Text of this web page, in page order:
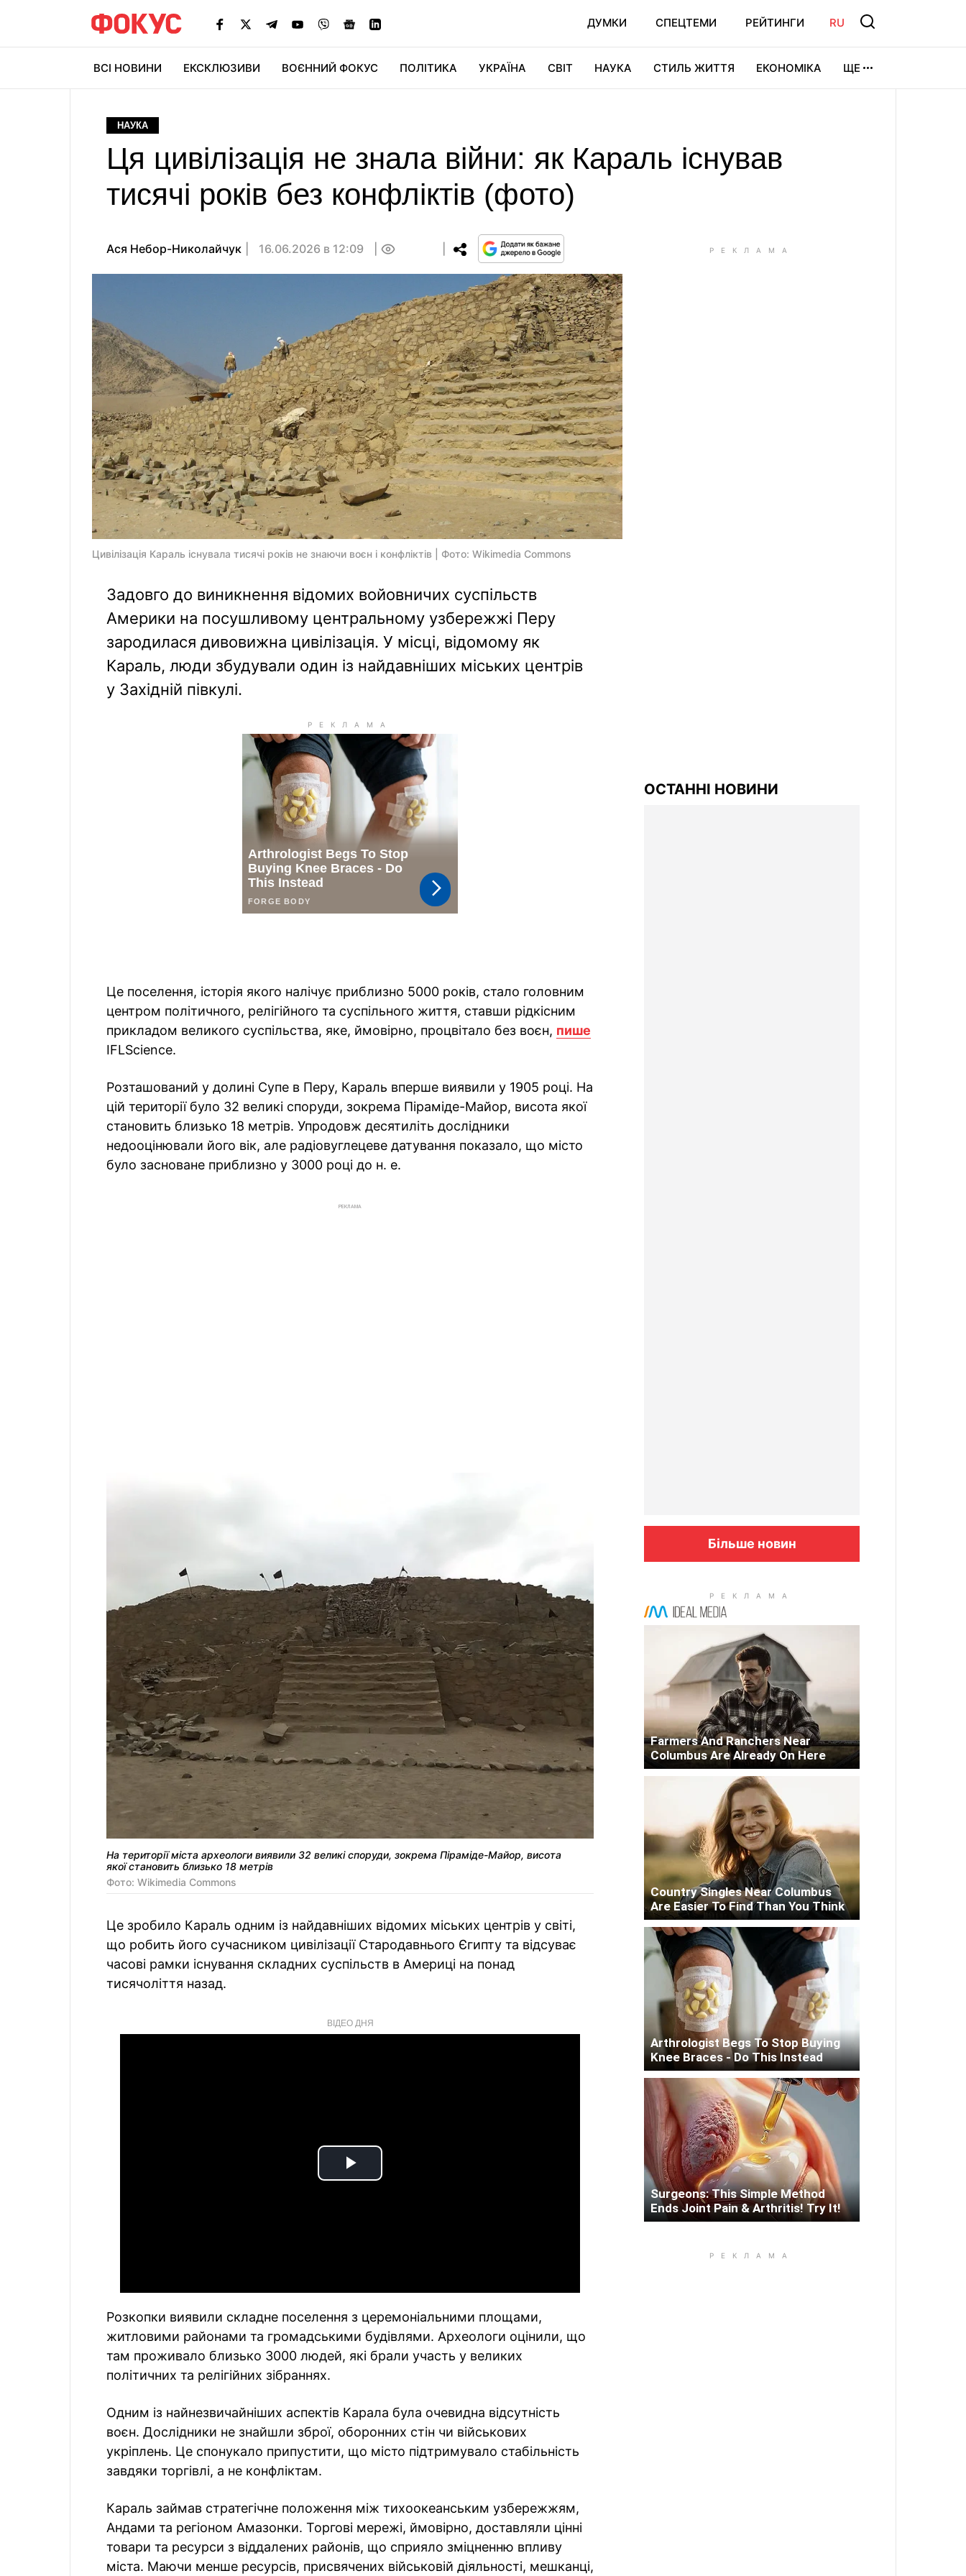
ДУМКИ СПЕЦТЕМИ РЕЙТИНГИ RU
ВСІ НОВИНИ ЕКСКЛЮЗИВИ ВОЄННИЙ ФОКУС ПОЛІТИКА УКРАЇНА СВІТ НАУКА СТИЛЬ ЖИТТЯ ЕКОНОМІКА ЩЕ
НАУКА
Ця цивілізація не знала війни: як Караль існував
тисячі років без конфліктів (фото)
Ася Небор-Николайчук 16.06.2026 в 12:09
Цивілізація Караль існувала тисячі років не знаючи воєн і конфліктів | Фото: Wikimedia Commons
Задовго до виникнення відомих войовничих суспільств
Америки на посушливому центральному узбережжі Перу
зародилася дивовижна цивілізація. У місці, відомому як
Караль, люди збудували один із найдавніших міських центрів
у Західній півкулі.
Це поселення, історія якого налічує приблизно 5000 років, стало головним
центром політичного, релігійного та суспільного життя, ставши рідкісним
прикладом великого суспільства, яке, ймовірно, процвітало без воєн, пише
IFLScience.
Розташований у долині Супе в Перу, Караль вперше виявили у 1905 році. На
цій території було 32 великі споруди, зокрема Піраміде-Майор, висота якої
становить близько 18 метрів. Упродовж десятиліть дослідники
недооцінювали його вік, але радіовуглецеве датування показало, що місто
було засноване приблизно у 3000 році до н. е.
РЕКЛАМА
На території міста археологи виявили 32 великі споруди, зокрема Піраміде-Майор, висота
якої становить близько 18 метрів
Фото: Wikimedia Commons
Це зробило Караль одним із найдавніших відомих міських центрів у світі,
що робить його сучасником цивілізації Стародавнього Єгипту та відсуває
часові рамки існування складних суспільств в Америці на понад
тисячоліття назад.
ВІДЕО ДНЯ
Play
Розкопки виявили складне поселення з церемоніальними площами,
житловими районами та громадськими будівлями. Археологи оцінили, що
там проживало близько 3000 людей, які брали участь у великих
політичних та релігійних зібраннях.
Одним із найнезвичайніших аспектів Карала була очевидна відсутність
воєн. Дослідники не знайшли зброї, оборонних стін чи військових
укріплень. Це спонукало припустити, що місто підтримувало стабільність
завдяки торгівлі, а не конфліктам.
Караль займав стратегічне положення між тихоокеанським узбережжям,
Андами та регіоном Амазонки. Торгові мережі, ймовірно, доставляли цінні
товари та ресурси з віддалених районів, що сприяло зміцненню впливу
міста. Маючи менше ресурсів, присвячених військовій діяльності, мешканці,
ОСТАННІ НОВИНИ
Більше новин
Farmers And Ranchers Near
Columbus Are Already On Here
Country Singles Near Columbus
Are Easier To Find Than You Think
Arthrologist Begs To Stop Buying
Knee Braces - Do This Instead
Surgeons: This Simple Method
Ends Joint Pain & Arthritis! Try It!